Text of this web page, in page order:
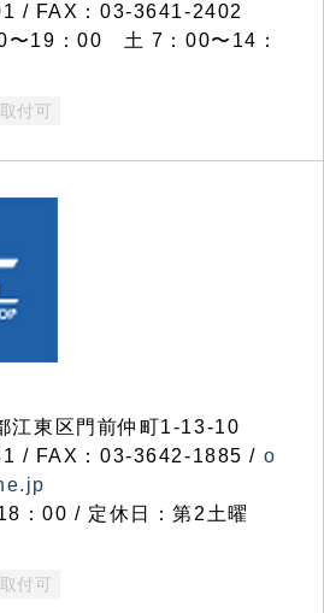
/ FAX：03-3641-2402
〜19：00 土 7：00〜14：
付可
東区門前仲町1-13-10
/ FAX：03-3642-1885 / o
：00 / 定休日：第2土曜
付可